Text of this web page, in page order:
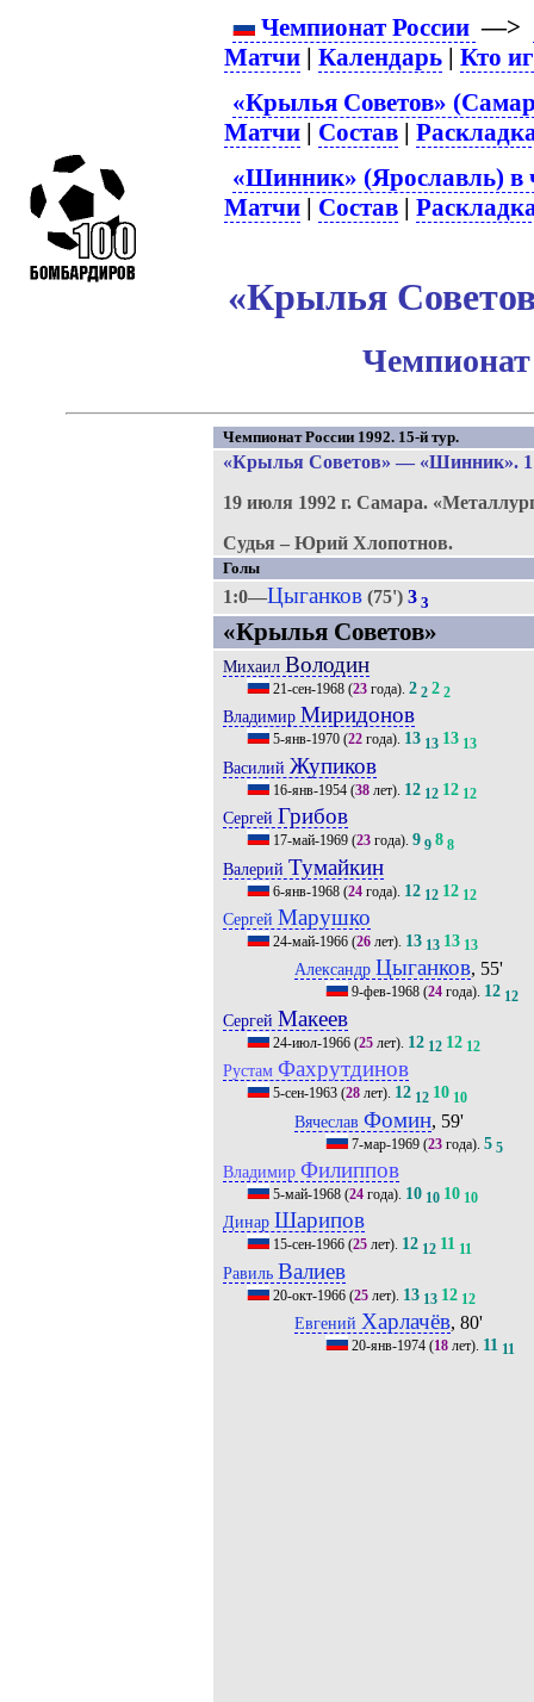
Чемпионат России —>
Матчи |Календарь |Кто
«Крылья Советов»
Матчи | Состав |
«Шинник» (Ярославль) в
Матчи | Состав |
«Крылья
Чемпионат
Чемпионат России 1992. 15-й тур.
«Крылья Советов» — «Шинник».
19 июля 1992 г. Самара.
Судья – Юрий Хлопотнов.
Голы
1:0—Цыганков(75') 3 3
«Крылья Советов»
Михаил Володин
21-сен-1968(23года). 2 2 2 2
Владимир Миридонов
5-янв-1970(22года). 13 13 13 13
Василий Жупиков
16-янв-1954(38лет). 12 12 12 12
Сергей Грибов
17-май-1969(23года). 9 9 8 8
Валерий Тумайкин
6-янв-1968(24года). 12 12 12 12
Сергей Марушко
24-май-1966(26лет). 13 13 13 13
Александр Цыганков, 55'
9-фев-1968 (24 года). 12 12
Сергей Макеев
24-июл-1966(25лет). 12 12 12 12
Рустам Фахрутдинов
5-сен-1963(28лет). 12 12 10 10
Вячеслав Фомин, 59'
7-мар-1969 (23 года).5 5
Владимир Филиппов
5-май-1968(24года). 10 10 10 10
Динар Шарипов
15-сен-1966(25лет). 12 12 11 11
Равиль Валиев
20-окт-1966(25лет). 13 13 12 12
Евгений Харлачёв, 80'
20-янв-1974 (18 лет). 11 11